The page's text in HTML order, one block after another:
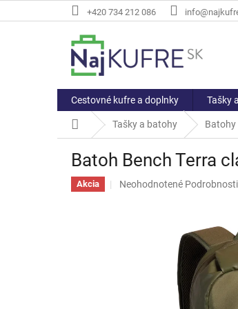
na
+420 734 212 086
Cestovné kufre a doplnky Tašky
DomovTašky a batohy Batohy
Batoh Bench Terra
Akcia
Priemerné
Neohodnotené